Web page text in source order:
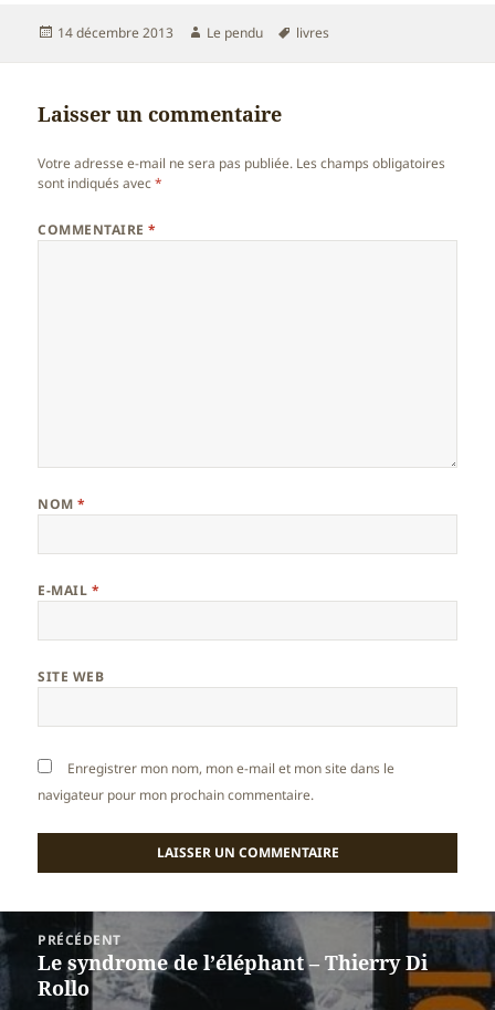
Publié
14 décembre 2013 Auteur
Le pendu
Mots-
livres
Laisser un commentaire
Votre adresse e-mail ne sera pas publiée. Les champs obligatoires
sont indiqués avec*
COMMENTAIRE*
NOM*
E-MAIL *
SITE WEB
Enregistrer mon nom, mon e-mail et mon site dans le
navigateur pour mon prochain commentaire.
Navigation
de
l’article
PRÉCÉDENT
Article
précédent :
Le syndrome de l’éléphant – Thierry Di
Rollo